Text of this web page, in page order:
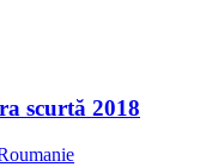
scurtă 2018